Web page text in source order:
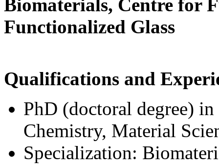
Biomaterials, Centre for
Functionalized Glass
Qualifications and
PhD (doctoral degree)
Chemistry, Material
Specialization: